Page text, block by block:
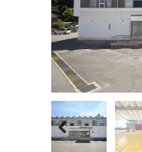
Previous
Previous